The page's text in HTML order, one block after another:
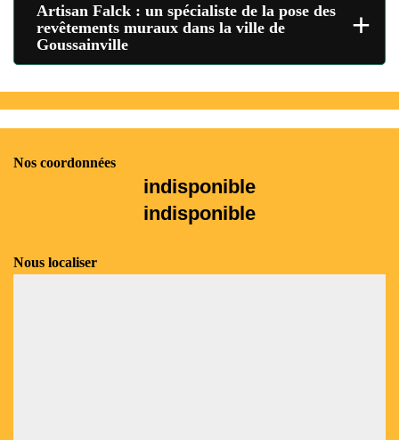
Artisan Falck : un spécialiste de la pose des
revêtements muraux dans la ville de
Goussainville
+
Nos coordonnées
indisponible
indisponible
Nous localiser